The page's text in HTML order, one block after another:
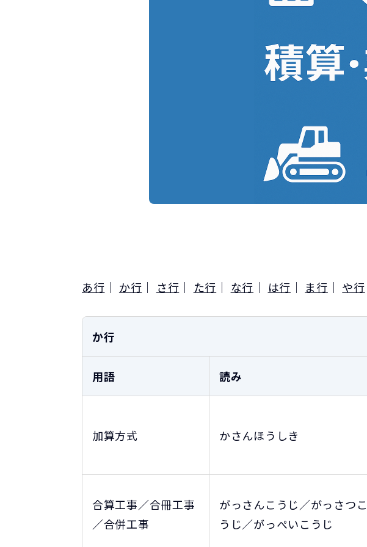
『BeingBudget』
『BeingProject-CCPM』
工事成績評定点シミュレーション
『評点PLUS』
あ行 ｜ か行 ｜ さ行 ｜ た行 ｜ な行 ｜ は行 ｜ ま行 ｜ や行
か行
用語 読み
加算方式 かさんほうしき
合算工事／合冊工事
／合併工事
がっさんこうじ／がっさつこ
うじ／がっぺいこうじ